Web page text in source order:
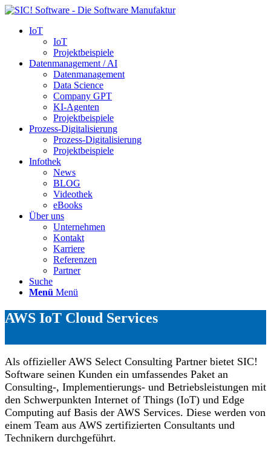
IoT
IoT
Projektbeispiele
Datenmanagement / AI
Datenmanagement
Data Science
Company GPT
KI-Agenten
Projektbeispiele
Prozess-Digitalisierung
Prozess-Digitalisierung
Projektbeispiele
Infothek
News
BLOG
Videothek
eBooks
Über uns
Unternehmen
Kontakt
Karriere
Referenzen
Partner
Suche
Menü Menü
AWS IoT Cloud Services
Als offizieller AWS Select Consulting Partner bietet SIC!
Software seinen Kunden ein umfassendes Paket an
Consulting-, Implementierungs- und Betriebsleistungen mit
den Schwerpunkten Internet of Things (IoT) und Edge
Computing auf Basis der AWS Services. Diese werden von
einem Team aus AWS zertifizierten Consultants und
Technikern durchgeführt.